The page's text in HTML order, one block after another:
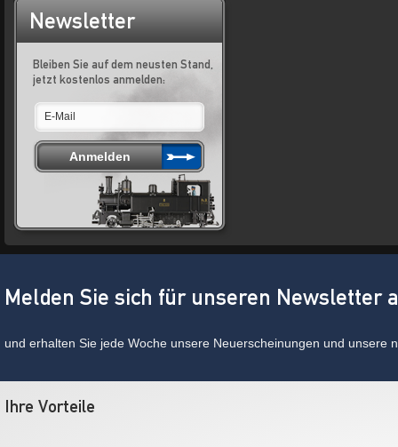
Newsletter
Bleiben Sie auf dem neusten Stand,
jetzt kostenlos anmelden:
Melden Sie sich für unseren Newsletter
und erhalten Sie jede Woche unsere Neuerscheinungen und unsere
Ihre Vorteile